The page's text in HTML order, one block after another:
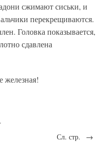
сжимают сиськи, и
перекрещиваются.
Головка показывается,
сдавлена
Сл. стр. →